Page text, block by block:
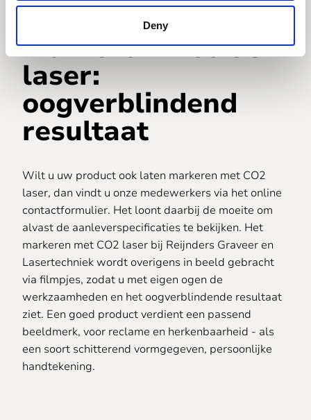
Deny
materialen
markeren met CO2
laser:
oogverblindend
resultaat
Wilt u uw product ook laten markeren met CO2
laser, dan vindt u onze medewerkers via het online
contactformulier. Het loont daarbij de moeite om
alvast de aanleverspecificaties te bekijken. Het
markeren met CO2 laser bij Reijnders Graveer en
Lasertechniek wordt overigens in beeld gebracht
via filmpjes, zodat u met eigen ogen de
werkzaamheden en het oogverblindende resultaat
ziet. Een goed product verdient een passend
beeldmerk, voor reclame en herkenbaarheid - als
een soort schitterend vormgegeven, persoonlijke
handtekening.